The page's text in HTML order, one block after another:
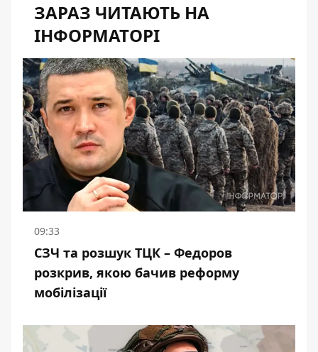
ЗАРАЗ ЧИТАЮТЬ НА
ІНФОРМАТОРІ
09:33
СЗЧ та розшук ТЦК – Федоров
розкрив, якою бачив реформу
мобілізації